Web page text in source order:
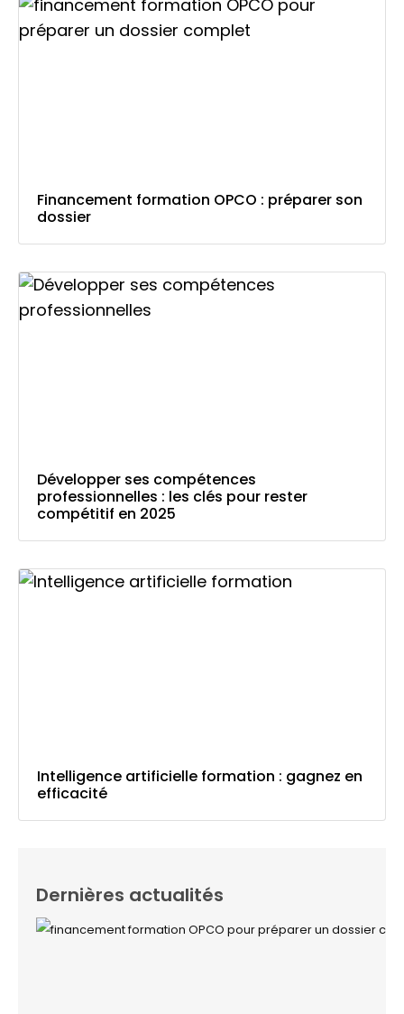
Financement formation OPCO : préparer son
dossier
Développer ses compétences
professionnelles : les clés pour rester
compétitif en 2025
Intelligence artificielle formation : gagnez en
efficacité
Dernières actualités